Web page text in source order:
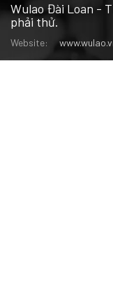
Wulao Đài Loan -
phải thử.
Website: